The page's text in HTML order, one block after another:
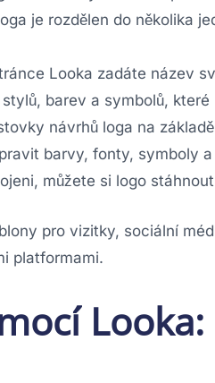
je rozdělen do několika
Looka zadáte název
barev a symbolů,
návrhů loga na
barvy, fonty, symboly
můžete si logo
pro vizitky, sociální
platformami.